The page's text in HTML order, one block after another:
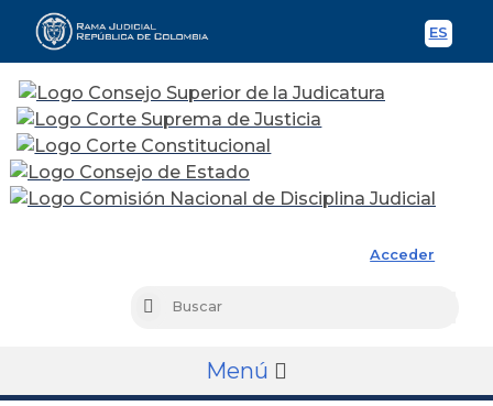
ES
Acceder
Buscar
Menú